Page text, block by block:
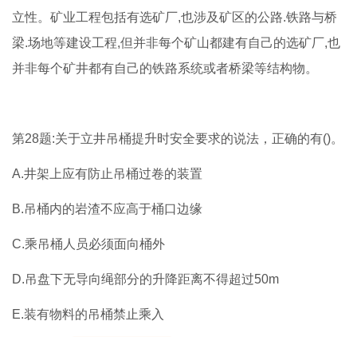
立性。矿业工程包括有选矿厂,也涉及矿区的公路.铁路与桥
梁.场地等建设工程,但并非每个矿山都建有自己的选矿厂,也
并非每个矿井都有自己的铁路系统或者桥梁等结构物。
第28题:关于立井吊桶提升时安全要求的说法，正确的有()。
A.井架上应有防止吊桶过卷的装置
B.吊桶内的岩渣不应高于桶口边缘
C.乘吊桶人员必须面向桶外
D.吊盘下无导向绳部分的升降距离不得超过50m
E.装有物料的吊桶禁止乘入